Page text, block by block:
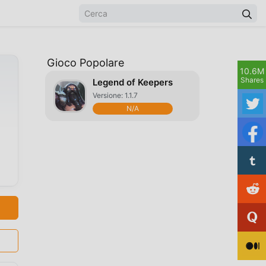
Gioco Popolare
Legend of Keepers
Versione: 1.1.7
N/A
10.6M
Shares